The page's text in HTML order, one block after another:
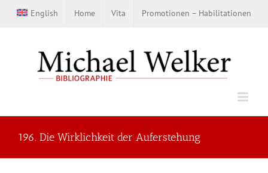
Inhalt
English Home Vita Promotionen – Habilitationen
196. Die Wirklichkeit der Auferstehung